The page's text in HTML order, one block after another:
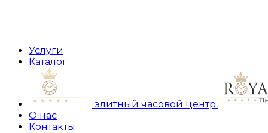
Услуги
Каталог
элитный часовой центр
О нас
Контакты